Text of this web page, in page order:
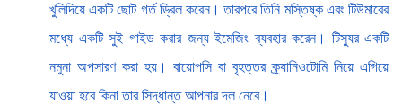
খুলিদিয়ে একটি ছোট গর্ত ড্রিল করেন। তারপরে তিনি মস্তিষ্ক এবং টিউমারের
মধ্যে একটি সুই গাইড করার জন্য ইমেজিং ব্যবহার করেন। টিস্যুর একটি
নমুনা অপসারণ করা হয়। বায়োপসি বা বৃহত্তর ক্র্যানিওটোমি নিয়ে এগিয়ে
যাওয়া হবে কিনা তার সিদ্ধান্ত আপনার দল নেবে।